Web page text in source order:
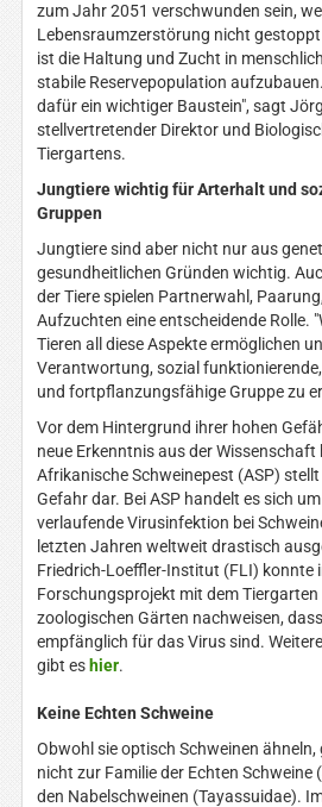
zum Jahr 2051 verschwunden sein,
Lebensraumzerstörung nicht
ist die Haltung und Zucht in
stabile Reservepopulation
dafür ein wichtiger Baustein", sagt
stellvertretender Direktor und
Tiergartens.
Jungtiere wichtig für Arterhalt und
Gruppen
Jungtiere sind aber nicht nur aus
gesundheitlichen Gründen wichtig.
der Tiere spielen Partnerwahl,
Aufzuchten eine entscheidende Rolle.
Tieren all diese Aspekte ermöglichen
Verantwortung, sozial
und fortpflanzungsfähige Gruppe zu
Vor dem Hintergrund ihrer hohen
neue Erkenntnis aus der
Afrikanische Schweinepest (ASP)
Gefahr dar. Bei ASP handelt es sich
verlaufende Virusinfektion bei
letzten Jahren weltweit drastisch
Friedrich-Loeffler-Institut (FLI) konnte
Forschungsprojekt mit dem
zoologischen Gärten nachweisen,
empfänglich für das Virus sind.
gibt es hier.
Keine Echten Schweine
Obwohl sie optisch Schweinen
nicht zur Familie der Echten Schweine
den Nabelschweinen (Tayassuidae).